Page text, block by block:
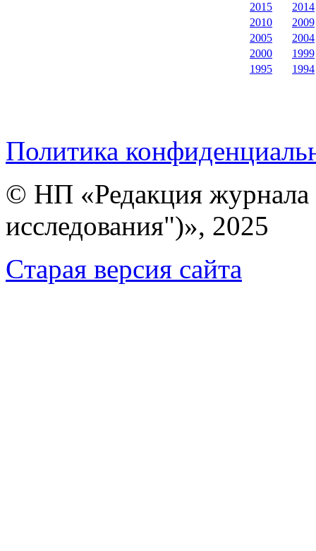
2015
2014
2010
2009
2005
2004
2000
1999
1995
1994
Политика
© НП «Редакция
исследования")», 2025
Cтарая версия сайта